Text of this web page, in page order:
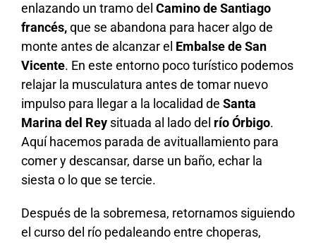
enlazando un tramo del Camino de Santiago
francés,que se abandona para hacer algo de
monte antes de alcanzar el Embalse de San
Vicente. En este entorno poco turístico podemos
relajar la musculatura antes de tomar nuevo
impulso para llegar a la localidad de Santa
Marina del Rey situada al lado del río Órbigo.
Aquí hacemos parada de avituallamiento para
comer y descansar, darse un baño, echar la
siesta o lo que se tercie.
Después de la sobremesa, retornamos siguiendo
el curso del río pedaleando entre choperas,